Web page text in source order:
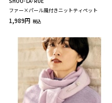
ファー×パール風付きニットティペット
1,989円 税込